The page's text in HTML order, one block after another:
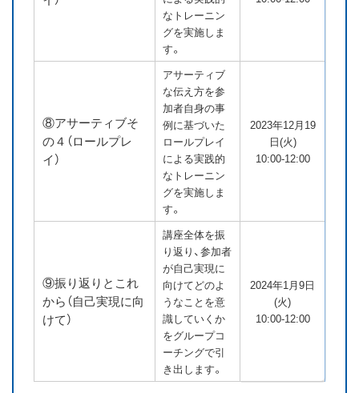
なトレーニン
グを実施しま
す。
⑧アサーティブそ
の４（ロールプレ
イ）
アサーティブ
な伝え方を参
加者自身の事
例に基づいた
ロールプレイ
による実践的
なトレーニン
グを実施しま
す。
2023年12月19
日(火)
10:00-12:00
⑨振り返りとこれ
から（自己実現に向
けて）
講座全体を振
り返り、参加者
が自己実現に
向けてどのよ
うなことを意
識していくか
をグループコ
ーチングで引
き出します。
2024年1月9日
(火)
10:00-12:00